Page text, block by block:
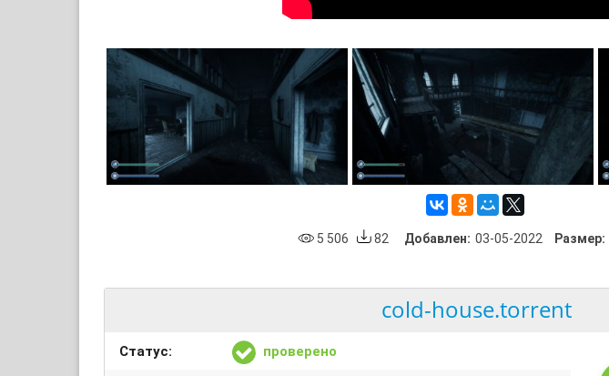
5 506 82 Добавлен: 03-05-2022 Размер:
cold-house.torrent
Статус: проверено